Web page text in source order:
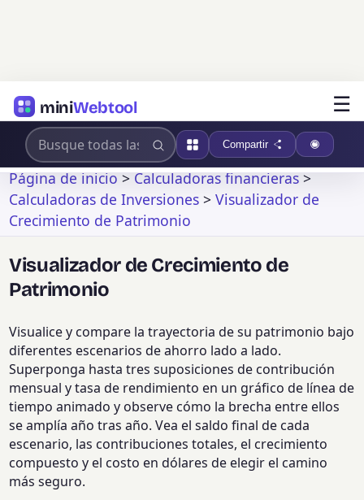
miniWebtool ☰
Compartir
Página de inicio>Calculadoras financieras>
Calculadoras de Inversiones >Visualizador de
Crecimiento de Patrimonio
Visualizador de Crecimiento de
Patrimonio
Visualice y compare la trayectoria de su patrimonio bajo
diferentes escenarios de ahorro lado a lado.
Superponga hasta tres suposiciones de contribución
mensual y tasa de rendimiento en un gráfico de línea de
tiempo animado y observe cómo la brecha entre ellos
se amplía año tras año. Vea el saldo final de cada
escenario, las contribuciones totales, el crecimiento
compuesto y el costo en dólares de elegir el camino
más seguro.